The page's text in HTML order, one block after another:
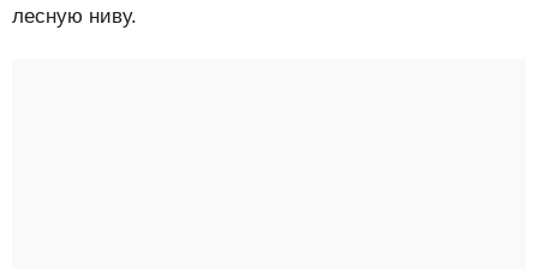
лесную ниву.